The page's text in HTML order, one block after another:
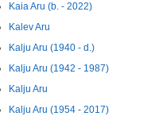
Kaia Aru (b. - 2022)
Kalev Aru
Kalju Aru (1940 - d.)
Kalju Aru (1942 - 1987)
Kalju Aru
Kalju Aru (1954 - 2017)